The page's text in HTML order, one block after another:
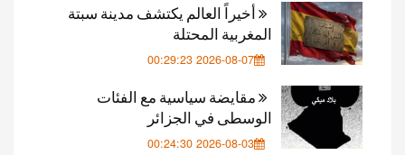
أخيراً العالم يكتشف مدينة سبتة
المغربية المحتلة
2026-08-07 00:29:23
مقايضة سياسية مع الفئات
الوسطى في الجزائر
2026-08-03 00:24:30